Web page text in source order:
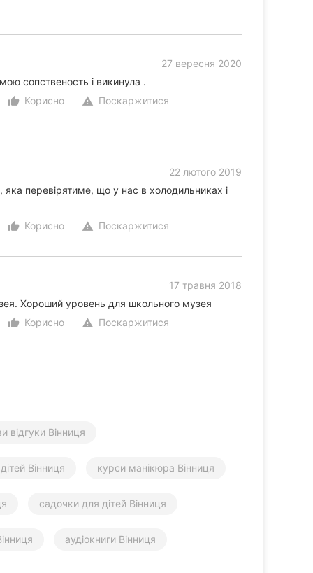
27 вересня 2020
сопственость і викинула .
thumb_up_alt
Корисно warning Поскаржитися
22 лютого 2019
перевірятиме, що у нас в холодильниках і
thumb_up_alt
Корисно warning Поскаржитися
17 травня 2018
Хороший уровень для школьного музея
thumb_up_alt
Корисно warning Поскаржитися
відгуки Вінниця
Вінниця курси манікюра Вінниця
садочки для дітей Вінниця
аудіокниги Вінниця